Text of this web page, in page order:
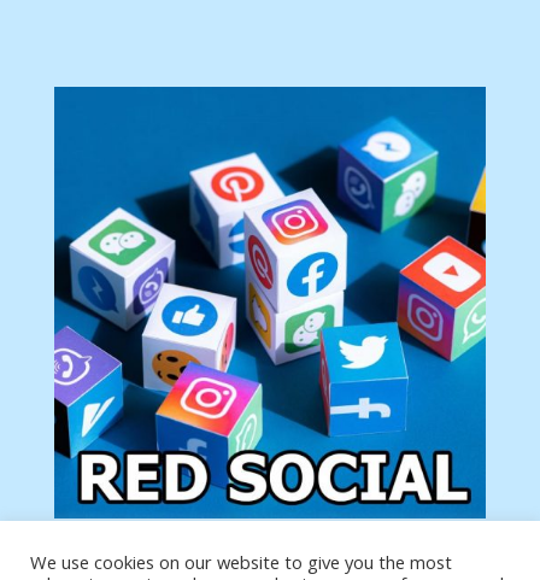
Tu anuncio va aquí
We use cookies on our website to give you the most